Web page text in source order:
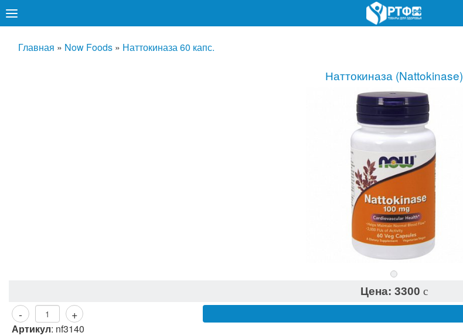
Главная » Now Foods » Наттокиназа 60 капс.
Наттокиназа (Nattokinase)
Цена: 3300 c
- +
Артикул: nf3140